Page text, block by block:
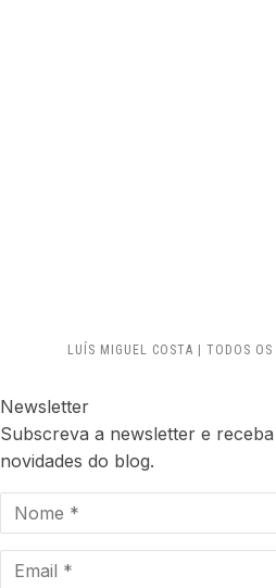
LUÍS MIGUEL COSTA | TODOS OS
Newsletter
Subscreva a newsletter e
novidades do blog.